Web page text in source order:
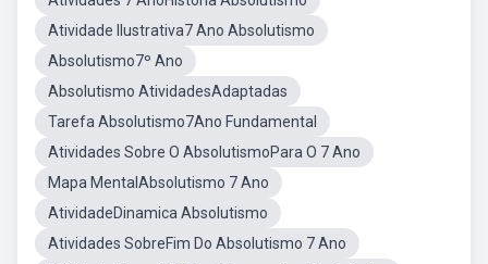
Atividade Ilustrativa7 Ano Absolutismo
Absolutismo7º Ano
Absolutismo AtividadesAdaptadas
Tarefa Absolutismo7Ano Fundamental
Atividades Sobre O AbsolutismoPara O 7 Ano
Mapa MentalAbsolutismo 7 Ano
AtividadeDinamica Absolutismo
Atividades SobreFim Do Absolutismo 7 Ano